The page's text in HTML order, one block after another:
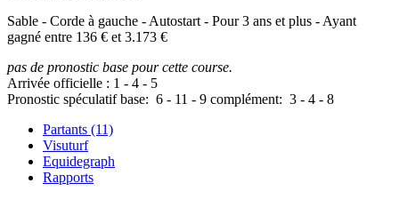
Sable - Corde à gauche - Autostart - Pour 3 ans et plus - Ayant
gagné entre 136 € et 3.173 €
pas de pronostic base pour cette course.
Arrivée officielle : 1 - 4 - 5
Pronostic spéculatif base: 6 - 11 - 9 complément: 3 - 4 - 8
Partants (11)
Visuturf
Equidegraph
Rapports